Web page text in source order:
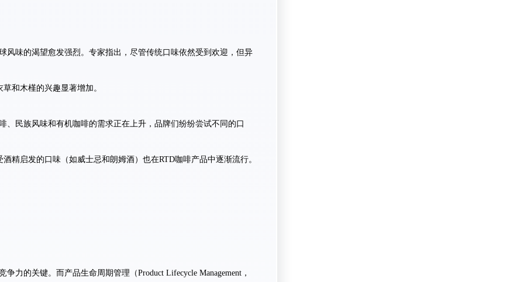
风味的渴望愈发强烈。专家指出，尽管传统口味依然受到欢迎，但异
和木槿的兴趣显著增加。
、民族风味和有机咖啡的需求正在上升，品牌们纷纷尝试不同的口
精启发的口味（如威士忌和朗姆酒）也在RTD咖啡产品中逐渐流行。
力的关键。而产品生命周期管理（Product Lifecycle Management，